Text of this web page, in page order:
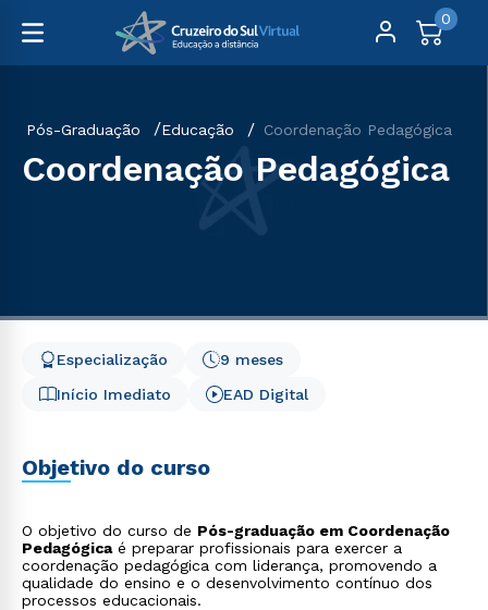
0
Pós-Graduação Educação Coordenação Pedagógica
Coordenação Pedagógica
Início Imediato
9 meses
Especialização
EAD Digital
Objetivo do curso
O objetivo do curso de Pós-graduação em Coordenação
Pedagógicaé preparar profissionais para exercer a
coordenação pedagógica com liderança, promovendo a
qualidade do ensino e o desenvolvimento contínuo dos
processos educacionais.